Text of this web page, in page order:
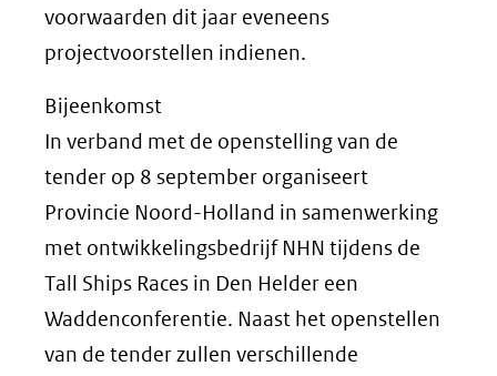
voorwaarden dit jaar eveneens
projectvoorstellen indienen.
Bijeenkomst
In verband met de openstelling van de
tender op 8 september organiseert
Provincie Noord-Holland in samenwerking
met ontwikkelingsbedrijf NHN tijdens de
Tall Ships Races in Den Helder een
Waddenconferentie. Naast het openstellen
van de tender zullen verschillende